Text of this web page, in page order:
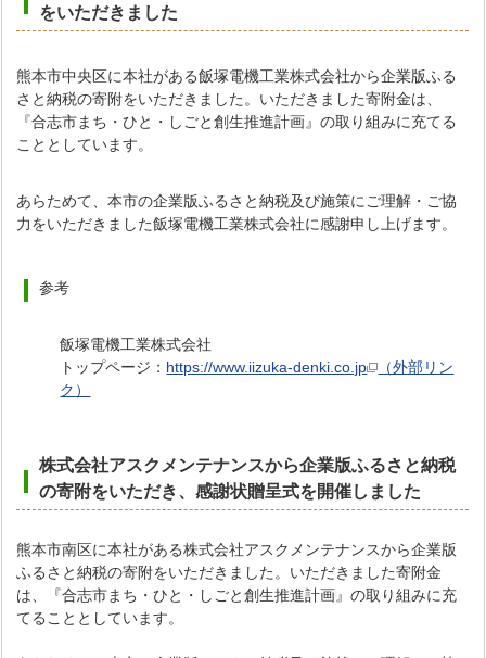
をいただきました
熊本市中央区に本社がある飯塚電機工業株式会社から企業版ふる
さと納税の寄附をいただきました。いただきました寄附金は、
『合志市まち・ひと・しごと創生推進計画』の取り組みに充てる
こととしています。
あらためて、本市の企業版ふるさと納税及び施策にご理解・ご協
力をいただきました飯塚電機工業株式会社に感謝申し上げます。
参考
飯塚電機工業株式会社
トップページ： https://www.iizuka-denki.co.jp
（外部リン
ク）
株式会社アスクメンテナンスから企業版ふるさと納税
の寄附をいただき、感謝状贈呈式を開催しました
熊本市南区に本社がある株式会社アスクメンテナンスから企業版
ふるさと納税の寄附をいただきました。いただきました寄附金
は、『合志市まち・ひと・しごと創生推進計画』の取り組みに充
てることとしています。